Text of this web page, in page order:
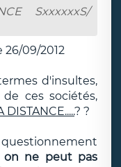
SxxxxxxS/
26/09/2012
d'insultes,
ces sociétés,
DISTANCE.....? ?
on ne peut pas